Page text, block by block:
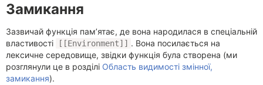
Замикання
Зазвичай функція пам’ятає, де вона народилася в спеціальній
властивості
[[Environment]] . Вона посилається на
лексичне середовище, звідки функція була створена (ми
розглянули це в розділі Область видимості змінної,
замикання).